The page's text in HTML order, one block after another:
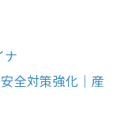
ナ
全対策強化｜産